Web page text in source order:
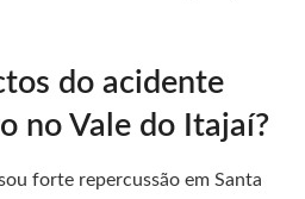
do acidente
no Vale do Itajaí?
forte repercussão em Santa